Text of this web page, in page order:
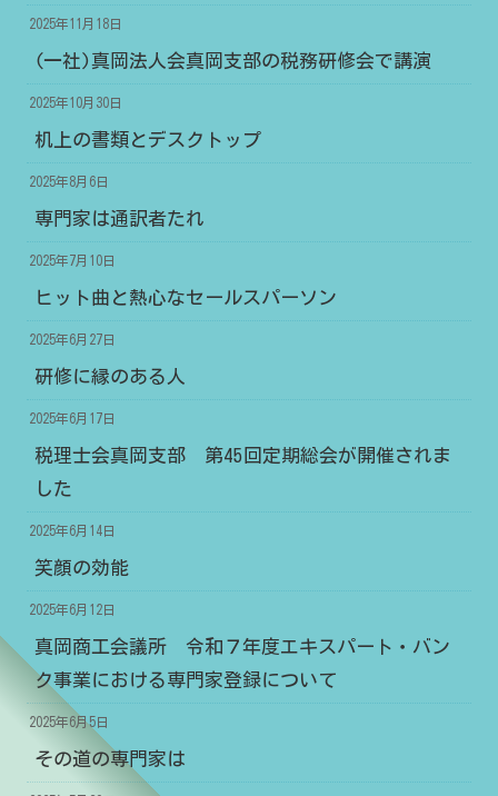
2025年11月18日
(一社)真岡法人会真岡支部の税務研修会で講演
2025年10月30日
机上の書類とデスクトップ
2025年8月6日
専門家は通訳者たれ
2025年7月10日
ヒット曲と熱心なセールスパーソン
2025年6月27日
研修に縁のある人
2025年6月17日
税理士会真岡支部 第45回定期総会が開催されま
した
2025年6月14日
笑顔の効能
2025年6月12日
真岡商工会議所 令和７年度エキスパート・バン
ク事業における専門家登録について
2025年6月5日
その道の専門家は